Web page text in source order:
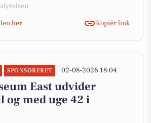
her
Kopiér link
SPONSORERET 02-08-2026 18:04
East udvider
og med uge 42 i